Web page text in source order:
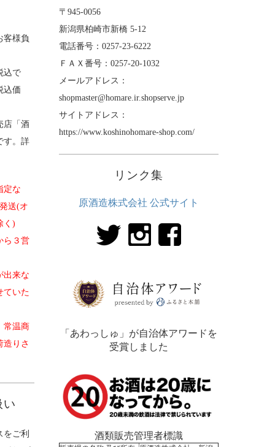
客様負
込で
込価
店「酒
す。詳
定な
送(オ
く)
ら３営
出来な
ていた
常温商
造りさ
い
ご利
〒945-0056
新潟県柏崎市新橋 5-12
電話番号：0257-23-6222
ＦＡＸ番号：0257-20-1032
メールアドレス：
shopmaster@homare.ir.shopserve.jp
サイトアドレス：
https://www.koshinohomare-shop.com/
リンク集
原酒造株式会社 公式サイト
「あわっしゅ」が自治体アワードを
受賞しました
酒類販売管理者標識